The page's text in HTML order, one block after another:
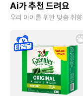
Ai가 추천 드려요
우리 아이를 위한 맞춤 취